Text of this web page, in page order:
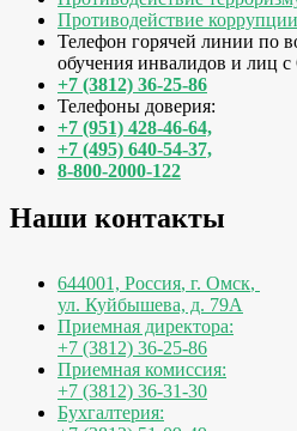
Противодействие коррупции
Телефон горячей линии по
обучения инвалидов и лиц
+7 (3812) 36-25-86
Телефоны доверия:
+7 (951) 428-46-64,
+7 (495) 640-54-37,
8-800-2000-122
Наши контакты
644001, Россия, г. Омск,
ул. Куйбышева, д. 79А
Приемная директора:
+7 (3812) 36-25-86
Приемная комиссия:
+7 (3812) 36-31-30
Бухгалтерия: